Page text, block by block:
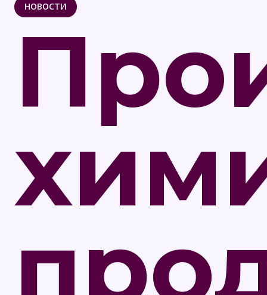
НОВОСТИ